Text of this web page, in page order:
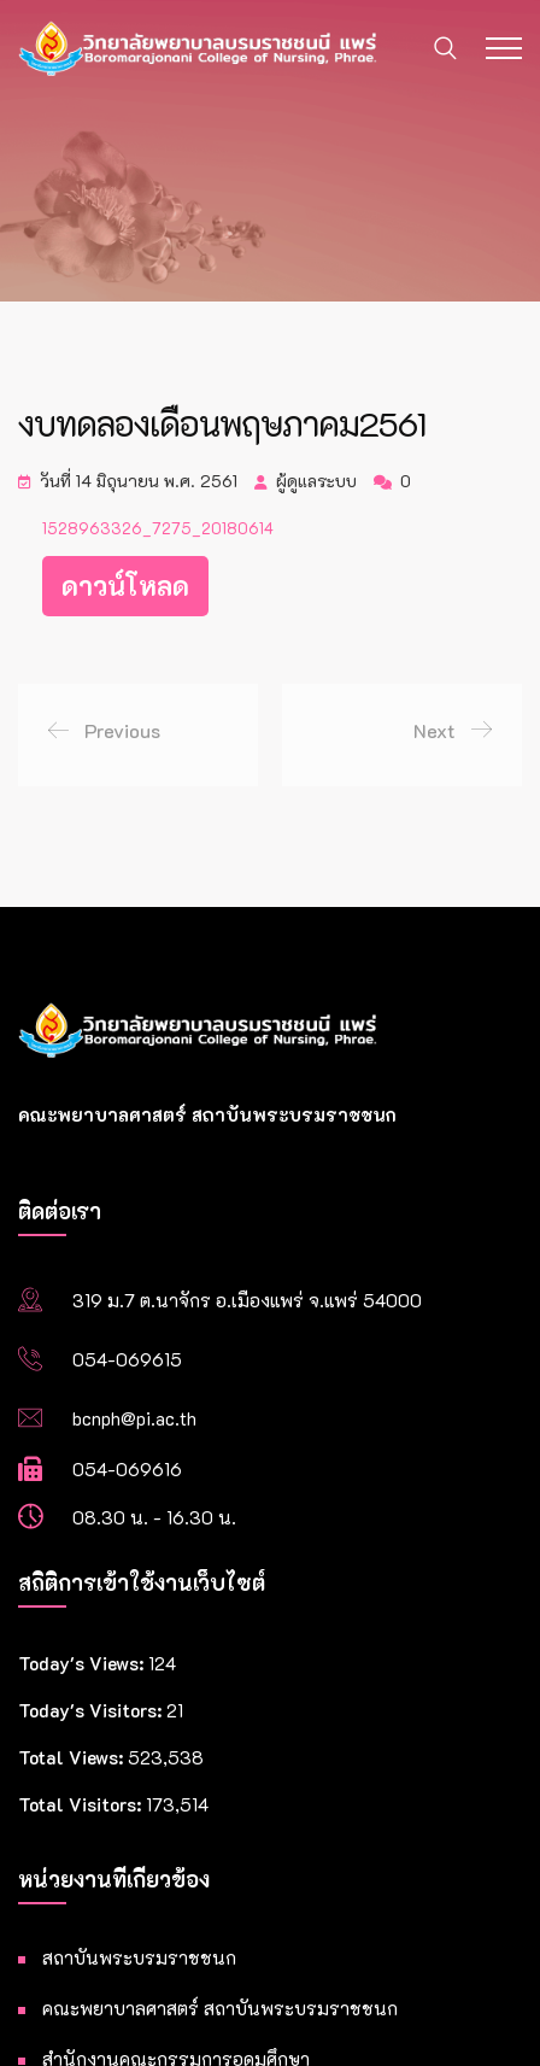
งบทดลองเดือนพฤษภาคม2561
วันที่ 14 มิถุนายน พ.ศ. 2561 ผู้ดูแลระบบ 0
1528963326_7275_20180614
ดาวน์โหลด
Previous Next
คณะพยาบาลศาสตร์ สถาบันพระบรมราชชนก
ติดต่อเรา
319 ม.7 ต.นาจักร อ.เมืองแพร่ จ.แพร่ 54000
054-069615
bcnph@pi.ac.th
054-069616
08.30 น. - 16.30 น.
สถิติการเข้าใช้งานเว็บไซต์
Today's Views: 124
Today's Visitors: 21
Total Views: 523,538
Total Visitors: 173,514
หน่วยงานที่เกี่ยวข้อง
สถาบันพระบรมราชชนก
คณะพยาบาลศาสตร์ สถาบันพระบรมราชชนก
สำนักงานคณะกรรมการอุดมศึกษา